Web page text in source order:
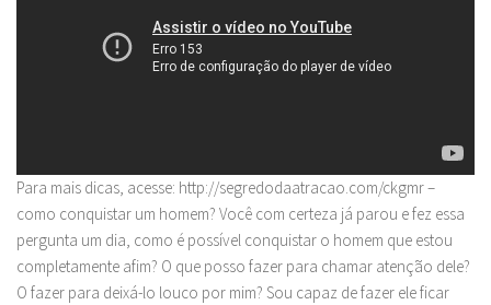
Para mais dicas, acesse: http://segredodaatracao.com/ckgmr –
como conquistar um homem? Você com certeza já parou e fez essa
pergunta um dia, como é possível conquistar o homem que estou
completamente afim? O que posso fazer para chamar atenção dele?
O fazer para deixá-lo louco por mim? Sou capaz de fazer ele ficar